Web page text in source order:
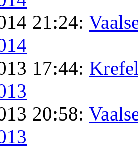
21:24:
17:44:
20:58: